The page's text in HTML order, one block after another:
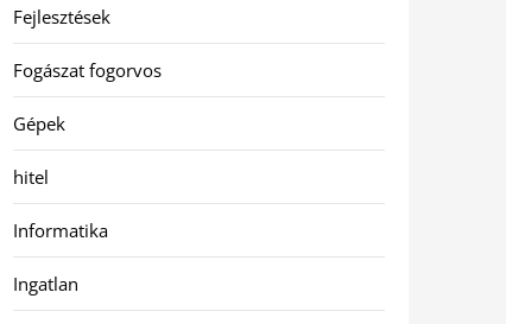
Fejlesztések
Fogászat fogorvos
Gépek
hitel
Informatika
Ingatlan